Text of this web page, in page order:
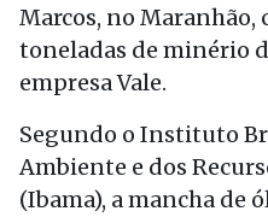
Marcos, no Maranhão,
toneladas de minério
empresa Vale.
Segundo o Instituto
Ambiente e dos
(Ibama), a mancha de